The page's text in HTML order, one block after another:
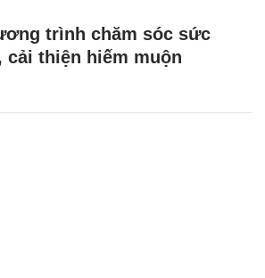
trình chăm sóc sức
cải thiện hiếm muộn